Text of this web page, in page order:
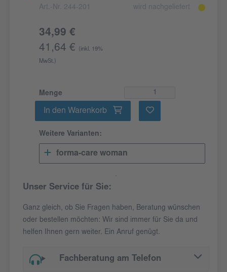
Art.-Nr. 244-201 wird nachgeliefert
34,99 €
41,64 €
(inkl. 19%
MwSt.)
Menge
In den Warenkorb
Weitere Varianten:
forma-care woman
Unser Service für Sie:
Ganz gleich, ob Sie Fragen haben, Beratung wünschen
oder bestellen möchten: Wir sind immer für Sie da und
helfen Ihnen gern weiter. Ein Anruf genügt.
Fachberatung am Telefon